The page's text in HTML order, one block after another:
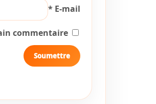
E-mail
*
commentaire.